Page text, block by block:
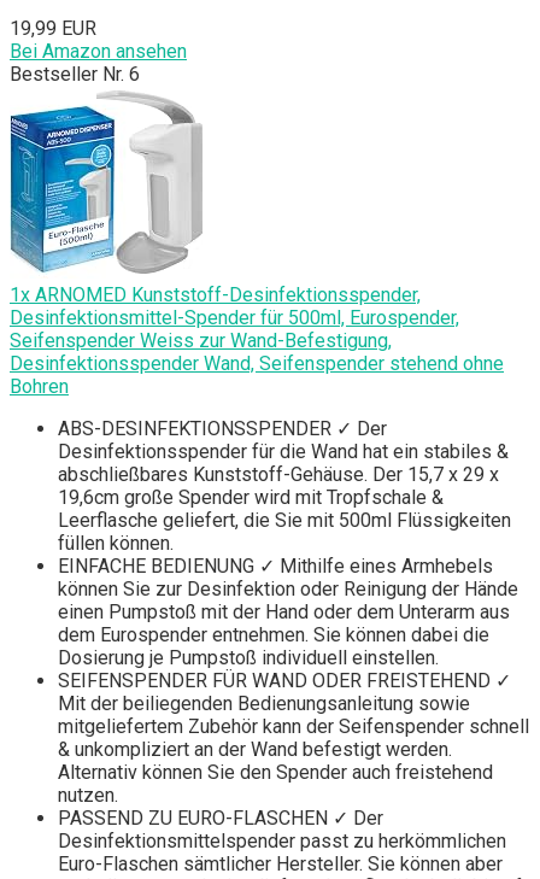
19,99 EUR
Bei Amazon ansehen
Bestseller Nr. 6
1x ARNOMED Kunststoff-Desinfektionsspender,
Desinfektionsmittel-Spender für 500ml, Eurospender,
Seifenspender Weiss zur Wand-Befestigung,
Desinfektionsspender Wand, Seifenspender stehend ohne
Bohren
ABS-DESINFEKTIONSSPENDER ✓ Der
Desinfektionsspender für die Wand hat ein stabiles &
abschließbares Kunststoff-Gehäuse. Der 15,7 x 29 x
19,6cm große Spender wird mit Tropfschale &
Leerflasche geliefert, die Sie mit 500ml Flüssigkeiten
füllen können.
EINFACHE BEDIENUNG ✓ Mithilfe eines Armhebels
können Sie zur Desinfektion oder Reinigung der Hände
einen Pumpstoß mit der Hand oder dem Unterarm aus
dem Eurospender entnehmen. Sie können dabei die
Dosierung je Pumpstoß individuell einstellen.
SEIFENSPENDER FÜR WAND ODER FREISTEHEND ✓
Mit der beiliegenden Bedienungsanleitung sowie
mitgeliefertem Zubehör kann der Seifenspender schnell
& unkompliziert an der Wand befestigt werden.
Alternativ können Sie den Spender auch freistehend
nutzen.
PASSEND ZU EURO-FLASCHEN ✓ Der
Desinfektionsmittelspender passt zu herkömmlichen
Euro-Flaschen sämtlicher Hersteller. Sie können aber